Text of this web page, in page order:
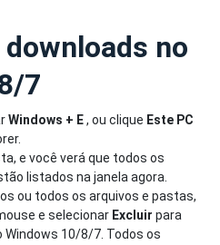
no
7
Windows + E, ou clique Este PC
e você verá que todos os
listados na janela agora.
ou todos os arquivos e pastas,
e selecionar Excluir para
10/8/7. Todos os